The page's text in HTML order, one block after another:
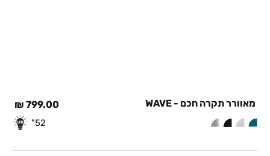
מאוורר תקרה חכם - WAVE 799.00
₪
52"